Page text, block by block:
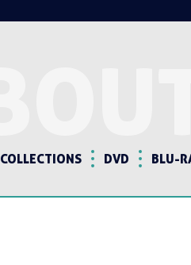
COLLECTIONS DVD BLU-